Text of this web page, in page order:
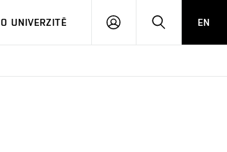
O UNIVERZITĚ
PŘIHLÁSIT HLEDATEN